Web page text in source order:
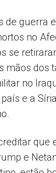
de guerra
no
se
mãos dos
no
e a
que
e